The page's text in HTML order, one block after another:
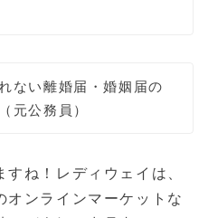
ない離婚届・婚姻届の
元公務員）
ね！レディウェイは、
オンラインマーケットな